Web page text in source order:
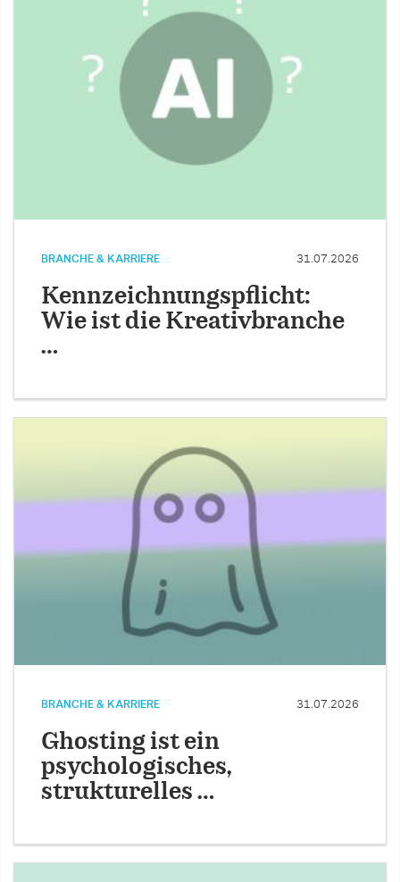
BRANCHE & KARRIERE 31.07.2026
Kennzeichnungspflicht:
Wie ist die Kreativbranche
…
BRANCHE & KARRIERE 31.07.2026
Ghosting ist ein
psychologisches,
strukturelles …